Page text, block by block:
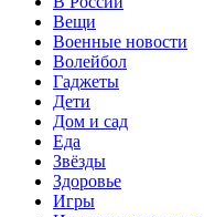
Вещи
Военные новости
Волейбол
Гаджеты
Дети
Дом и сад
Еда
Звёзды
Здоровье
Игры